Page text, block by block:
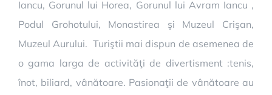
Iancu, Gorunul lui Horea, Gorunul lui Avram Iancu ,
Podul Grohotului, Monastirea şi Muzeul Crişan,
Muzeul Aurului. Turiştii mai dispun de asemenea de
o gama larga de activităţi de divertisment :tenis,
înot, biliard, vânătoare. Pasionaţii de vânătoare au